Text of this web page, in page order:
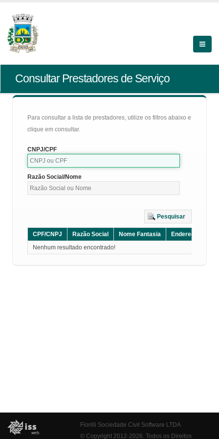
Consultar Prestadores de Serviço
Para consultar a lista de prestadores, utilize os filtros abaixo e
clique em consultar.
CNPJ/CPF
Razão Social/Nome
Pesquisar
CPF/CNPJ Razão Social Nome Fantasia Endereço
Nenhum resultado encontrado!
Fiorilli Sociedade Civil Software LTDA
© Copyright 2012-2026. Todos os Direitos